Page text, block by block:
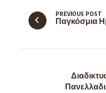
Παγκόσμια
PREVIOUS POST